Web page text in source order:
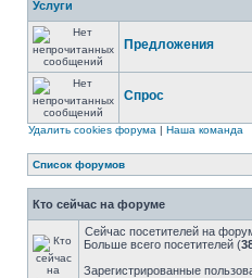
Услуги
Предложения
Спрос
Удалить cookies форума | Наша команда
Список форумов
Кто сейчас на форуме
Сейчас посетителей на
Больше всего посетителей (
Зарегистрированные